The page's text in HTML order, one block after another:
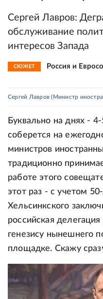
Сергей Лавров:
обслуживание
интересов Запада
СЮЖЕТ Россия и
Сергей Лавров (Министр
Буквально на днях -
соберется на
министров
традиционно
работе этого
этот раз - с учетом
Хельсинкского
российская
генезису нынешнего
площадке. Скажу